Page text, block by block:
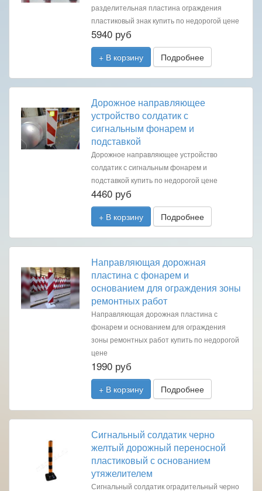
разделительная пластина ограждения
пластиковый знак купить по недорогой цене
5940 руб
+ В корзину Подробнее
Дорожное направляющее
устройство солдатик с
сигнальным фонарем и
подставкой
Дорожное направляющее устройство
солдатик с сигнальным фонарем и
подставкой купить по недорогой цене
4460 руб
+ В корзину Подробнее
Направляющая дорожная
пластина с фонарем и
основанием для ограждения зоны
ремонтных работ
Направляющая дорожная пластина с
фонарем и основанием для ограждения
зоны ремонтных работ купить по недорогой
цене
1990 руб
+ В корзину Подробнее
Сигнальный солдатик черно
желтый дорожный переносной
пластиковый с основанием
утяжелителем
Сигнальный солдатик оградительный черно